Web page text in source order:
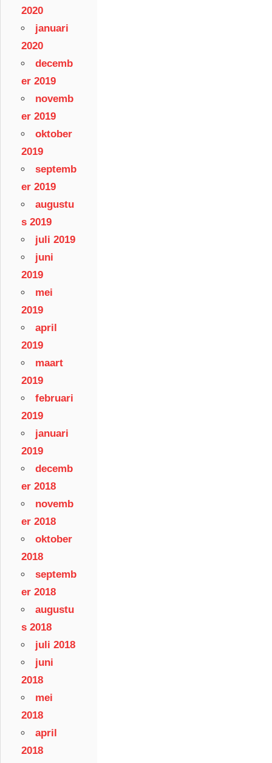
2020
januari
2020
decemb
er 2019
novemb
er 2019
oktober
2019
septemb
er 2019
augustu
s 2019
juli 2019
juni
2019
mei
2019
april
2019
maart
2019
februari
2019
januari
2019
decemb
er 2018
novemb
er 2018
oktober
2018
septemb
er 2018
augustu
s 2018
juli 2018
juni
2018
mei
2018
april
2018